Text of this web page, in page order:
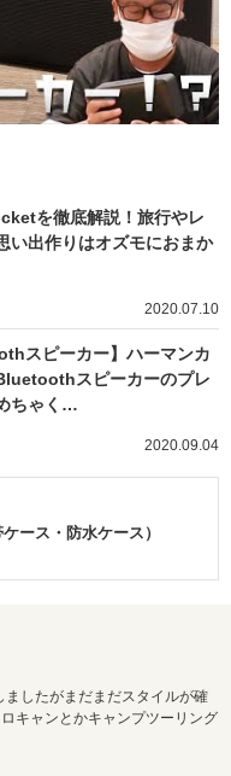
を徹底解説！旅行やレ
い出作りはオズモにおまか
2020.07.10
スピーカー】ハーマンカ
スピーカーのプレ
ちゃく…
2020.09.04
ース・防水ケース）
したがまだまだスタイルが確
キャンとかキャンプツーリング